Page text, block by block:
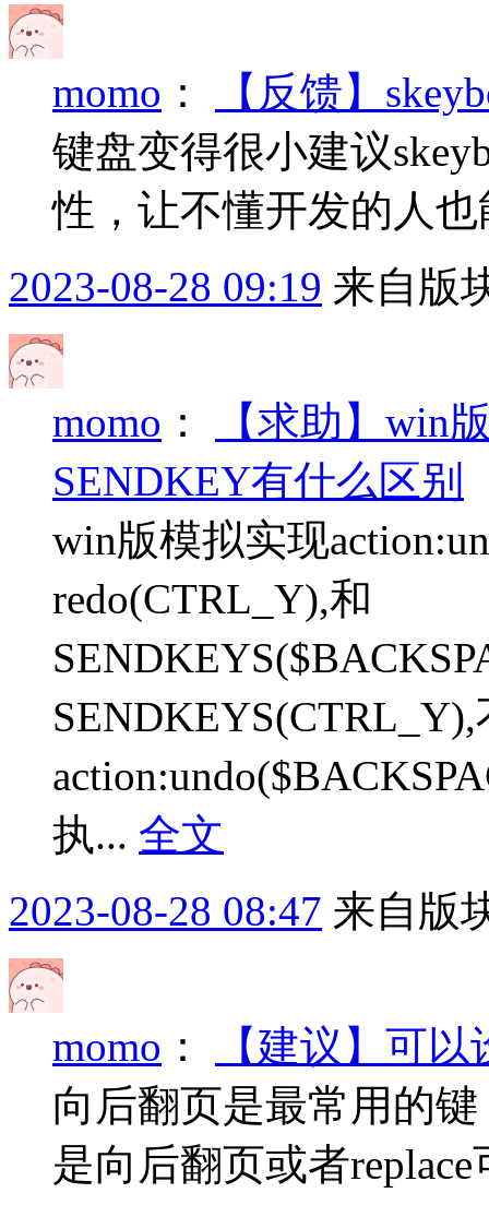
momo ：
【反馈】
键盘变得很小建议
性，让不懂开发的人
2023-08-28 09:19 来自版
momo ：
【求助】win
SENDKEY有什么区别
win版模拟实现
redo(CTRL_Y),和
执... 全文
2023-08-28 08:47 来自版
momo ：
【建议】可
向后翻页是最常用的键
是向后翻页或者